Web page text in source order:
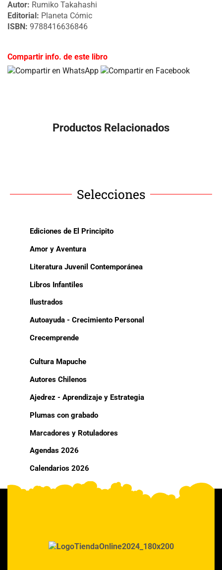
Autor: Rumiko Takahashi
Editorial: Planeta Cómic
ISBN: 9788416636846
Compartir info. de este libro
Productos Relacionados
Selecciones
Ediciones de El Principito
Amor y Aventura
Literatura Juvenil Contemporánea
Libros Infantiles
Ilustrados
Autoayuda - Crecimiento Personal
Crecemprende
Cultura Mapuche
Autores Chilenos
Ajedrez - Aprendizaje y Estrategia
Plumas con grabado
Marcadores y Rotuladores
Agendas 2026
Calendarios 2026